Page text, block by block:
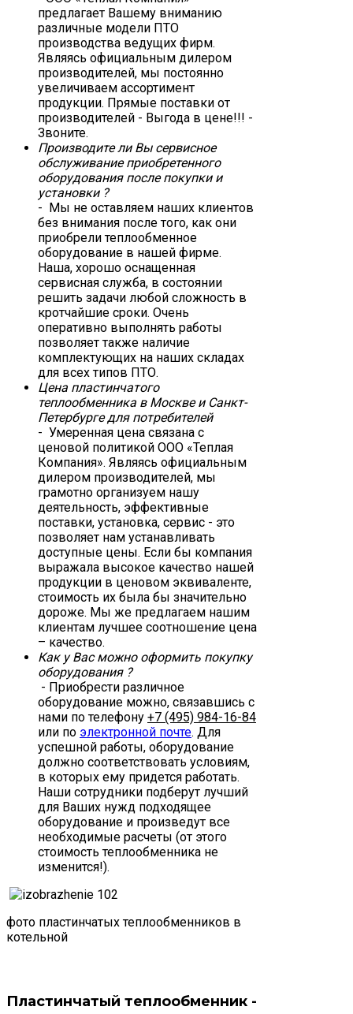
предлагает Вашему вниманию
различные модели ПТО
производства ведущих фирм.
Являясь официальным дилером
производителей, мы постоянно
увеличиваем ассортимент
продукции. Прямые поставки от
производителей - Выгода в цене!!! -
Звоните.
Производите ли Вы сервисное
обслуживание приобретенного
оборудования после покупки и
установки ?
- Мы не оставляем наших клиентов
без внимания после того, как они
приобрели теплообменное
оборудование в нашей фирме.
Наша, хорошо оснащенная
сервисная служба, в состоянии
решить задачи любой сложность в
кротчайшие сроки. Очень
оперативно выполнять работы
позволяет также наличие
комплектующих на наших складах
для всех типов ПТО.
Цена пластинчатого
теплообменника в Москве и Санкт-
Петербурге для потребителей
- Умеренная цена связана с
ценовой политикой ООО «Теплая
Компания». Являясь официальным
дилером производителей, мы
грамотно организуем нашу
деятельность, эффективные
поставки, установка, сервис - это
позволяет нам устанавливать
доступные цены. Если бы компания
выражала высокое качество нашей
продукции в ценовом эквиваленте,
стоимость их была бы значительно
дороже. Мы же предлагаем нашим
клиентам лучшее соотношение цена
– качество.
Как у Вас можно оформить покупку
оборудования ?
- Приобрести различное
оборудование можно, связавшись с
нами по телефону +7 (495) 984-16-84
или по электронной почте. Для
успешной работы, оборудование
должно соответствовать условиям,
в которых ему придется работать.
Наши сотрудники подберут лучший
для Ваших нужд подходящее
оборудование и произведут все
необходимые расчеты (от этого
стоимость теплообменника не
изменится!).
фото пластинчатых теплообменников в
котельной
Пластинчатый теплообменник -